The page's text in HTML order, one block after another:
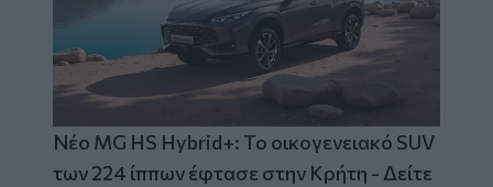
Νέο MG HS Hybrid+: Το οικογενειακό SUV
των 224 ίππων έφτασε στην Κρήτη - Δείτε